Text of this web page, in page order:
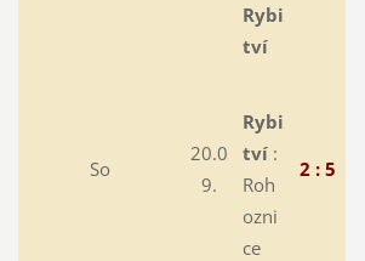
Rybi
tví
So
20.0
9.
Rybi
tví :
Roh
ozni
ce
2 : 5